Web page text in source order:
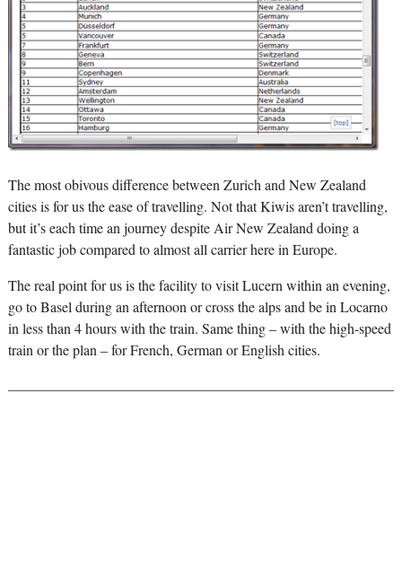
The most obivous difference between Zurich and New Zealand
cities is for us the ease of travelling. Not that Kiwis aren’t travelling,
but it’s each time an journey despite Air New Zealand doing a
fantastic job compared to almost all carrier here in Europe.
The real point for us is the facility to visit Lucern within an evening,
go to Basel during an afternoon or cross the alps and be in Locarno
in less than 4 hours with the train. Same thing – with the high-speed
train or the plan – for French, German or English cities.